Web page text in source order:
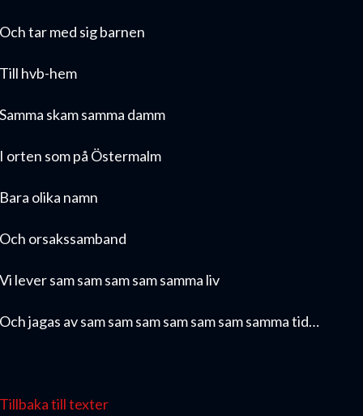
tar med sig barnen
hvb-hem
skam samma damm
orten som på Östermalm
olika namn
orsakssamband
lever sam sam sam sam samma liv
jagas av sam sam sam sam sam sam samma tid…
till texter